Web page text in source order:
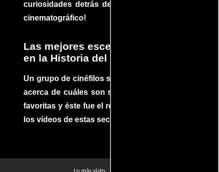
curiosidades detrás del rodaje de un clásico
cinematográfico!
Las mejores escenas de acción
en la Historia del cine
Un grupo de cinéfilos se juntaron para debatir
acerca de cuáles son sus escenas de acción
favoritas y éste fue el resultado. No te pierdas
los vídeos de estas secuencias inolvidables.
Lo más visto: